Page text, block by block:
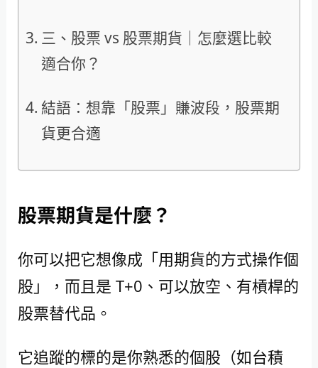
三、股票 vs 股票期貨｜怎麼選比較
適合你？
結語：想靠「股票」賺波段，股票期
貨更合適
股票期貨是什麼？
你可以把它想像成「用期貨的方式操作個
股」，而且是 T+0、可以放空、有槓桿的
股票替代品。
它追蹤的標的是你熟悉的個股（如台積